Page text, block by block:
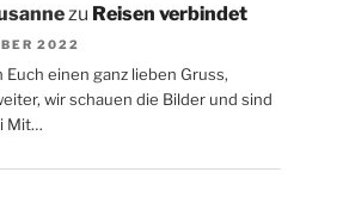
zu Reisen verbindet
2022
Euch einen ganz lieben Gruss,
wir schauen die Bilder und sind
Mit…